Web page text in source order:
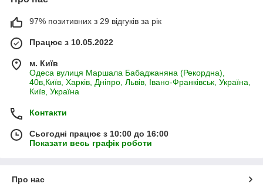
97% позитивних з 29 відгуків за рік
Працює з 10.05.2022
м. Київ
Одеса вулиця Маршала Бабаджаняна (Рекордна),
40в,Київ, Харків, Дніпро, Львів, Івано-Франківськ, Україна,
Київ, Україна
Контакти
Сьогодні працює з 10:00 до 16:00
Показати весь графік роботи
Про нас